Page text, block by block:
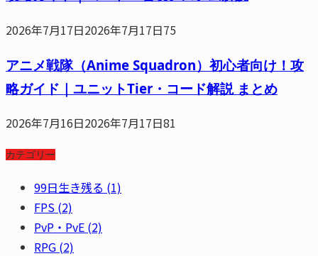
2026年7月17日2026年7月17日75
アニメ戦隊（Anime Squadron）初心者向け！攻
略ガイド｜ユニットTier・コード解説 まとめ
2026年7月16日2026年7月17日81
カテゴリー
99日生き残る (1)
FPS (2)
PvP・PvE (2)
RPG (2)